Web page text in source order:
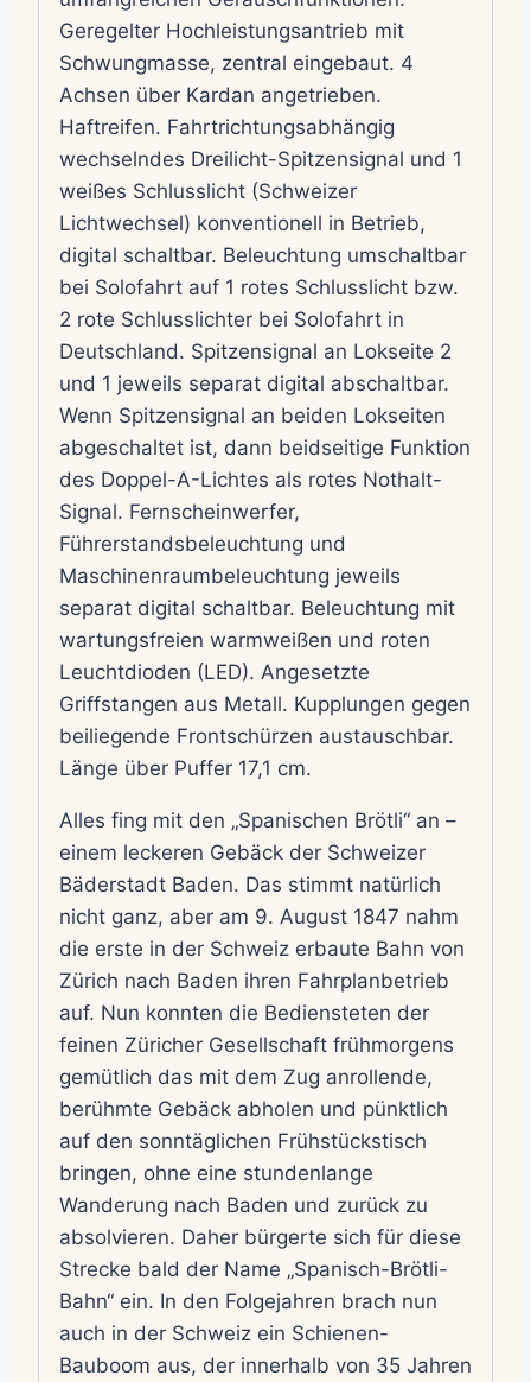
Geregelter Hochleistungsantrieb mit
Schwungmasse, zentral eingebaut. 4
Achsen über Kardan angetrieben.
Haftreifen. Fahrtrichtungsabhängig
wechselndes Dreilicht-Spitzensignal und 1
weißes Schlusslicht (Schweizer
Lichtwechsel) konventionell in Betrieb,
digital schaltbar. Beleuchtung umschaltbar
bei Solofahrt auf 1 rotes Schlusslicht bzw.
2 rote Schlusslichter bei Solofahrt in
Deutschland. Spitzensignal an Lokseite 2
und 1 jeweils separat digital abschaltbar.
Wenn Spitzensignal an beiden Lokseiten
abgeschaltet ist, dann beidseitige Funktion
des Doppel-A-Lichtes als rotes Nothalt-
Signal. Fernscheinwerfer,
Führerstandsbeleuchtung und
Maschinenraumbeleuchtung jeweils
separat digital schaltbar. Beleuchtung mit
wartungsfreien warmweißen und roten
Leuchtdioden (LED). Angesetzte
Griffstangen aus Metall. Kupplungen gegen
beiliegende Frontschürzen austauschbar.
Länge über Puffer 17,1 cm.
Alles fing mit den „Spanischen Brötli“ an –
einem leckeren Gebäck der Schweizer
Bäderstadt Baden. Das stimmt natürlich
nicht ganz, aber am 9. August 1847 nahm
die erste in der Schweiz erbaute Bahn von
Zürich nach Baden ihren Fahrplanbetrieb
auf. Nun konnten die Bediensteten der
feinen Züricher Gesellschaft frühmorgens
gemütlich das mit dem Zug anrollende,
berühmte Gebäck abholen und pünktlich
auf den sonntäglichen Frühstückstisch
bringen, ohne eine stundenlange
Wanderung nach Baden und zurück zu
absolvieren. Daher bürgerte sich für diese
Strecke bald der Name „Spanisch-Brötli-
Bahn“ ein. In den Folgejahren brach nun
auch in der Schweiz ein Schienen-
Bauboom aus, der innerhalb von 35 Jahren